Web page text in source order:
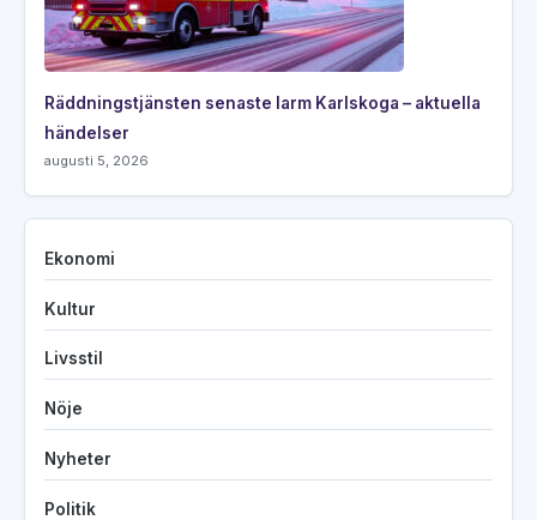
Räddningstjänsten senaste larm Karlskoga – aktuella
händelser
augusti 5, 2026
Ekonomi
Kultur
Livsstil
Nöje
Nyheter
Politik